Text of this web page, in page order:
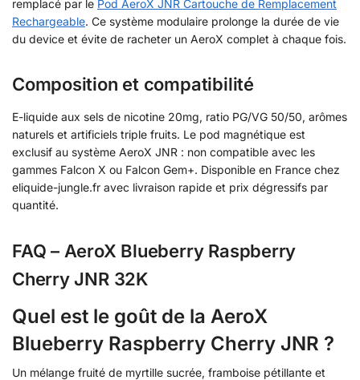
remplacé par le Pod AeroX JNR Cartouche de Remplacement
Rechargeable. Ce système modulaire prolonge la durée de vie
du device et évite de racheter un AeroX complet à chaque fois.
Composition et compatibilité
E-liquide aux sels de nicotine 20mg, ratio PG/VG 50/50, arômes
naturels et artificiels triple fruits. Le pod magnétique est
exclusif au système AeroX JNR : non compatible avec les
gammes Falcon X ou Falcon Gem+. Disponible en France chez
eliquide-jungle.fr avec livraison rapide et prix dégressifs par
quantité.
FAQ – AeroX Blueberry Raspberry
Cherry JNR 32K
Quel est le goût de la AeroX
Blueberry Raspberry Cherry JNR ?
Un mélange fruité de myrtille sucrée, framboise pétillante et